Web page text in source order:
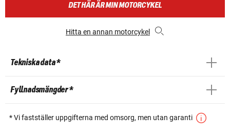
DET HÄR ÄR MIN MOTORCYKEL
Hitta en annan motorcykel
Tekniska data *
Fyllnadsmängder *
* Vi fastställer uppgifterna med omsorg, men utan garanti